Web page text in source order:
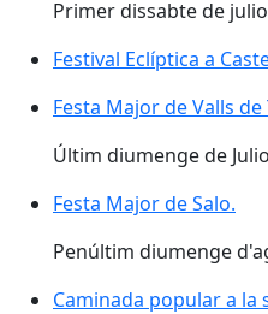
Primer dissabte de
Festival Eclíptica a
Festa Major de Valls
Últim diumenge de
Festa Major de Salo.
Penúltim diumenge
Caminada popular a la